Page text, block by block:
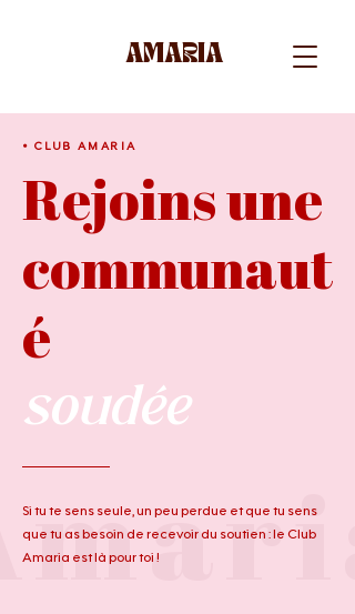
AMARIA
• CLUB AMARIA
Rejoins une
communaut
é
soudée
Si tu te sens seule, un peu perdue et que tu sens
que tu as besoin de recevoir du soutien : le Club
Amaria est là pour toi !